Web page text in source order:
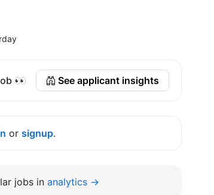
👀 See applicant insights
or signup.
jobs in analytics →